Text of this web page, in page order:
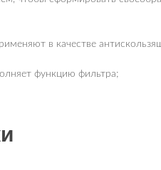
в качестве
функцию фильтра;